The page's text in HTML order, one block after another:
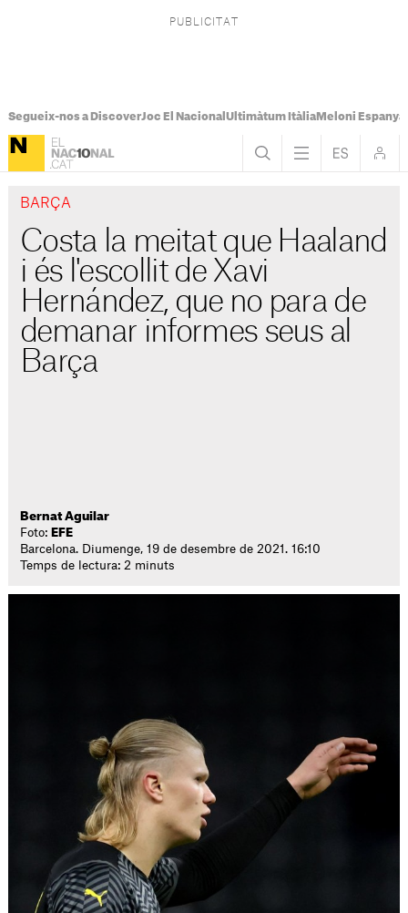
Segueix-nos a DiscoverJoc El Nacional Ultimàtum ItàliaMeloni Espanya
BARÇA
Costa la meitat que Haaland
i és l'escollit de Xavi
Hernández, que no para de
demanar informes seus al
Barça
Bernat Aguilar
Foto: EFE
Barcelona. Diumenge, 19 de desembre de 2021. 16:10
Temps de lectura: 2 minuts